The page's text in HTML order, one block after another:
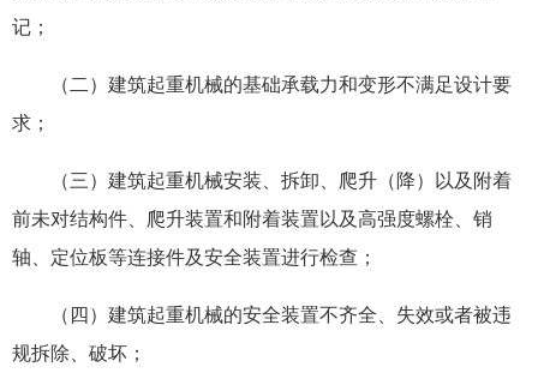
记；
（二）建筑起重机械的基础承载力和变形不满足设计要
求；
（三）建筑起重机械安装、拆卸、爬升（降）以及附着
前未对结构件、爬升装置和附着装置以及高强度螺栓、销
轴、定位板等连接件及安全装置进行检查；
（四）建筑起重机械的安全装置不齐全、失效或者被违
规拆除、破坏；